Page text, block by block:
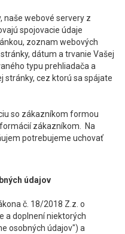
naše webové servery z
spojovacie údaje
zoznam webových
dátum a trvanie Vašej
typu prehliadača a
stránky, cez ktorú sa spájate
so zákazníkom formou
zákazníkom. Na
potrebujeme uchovať
údajov
č. 18/2018 Z.z. o
a doplnení niektorých
osobných údajov") a